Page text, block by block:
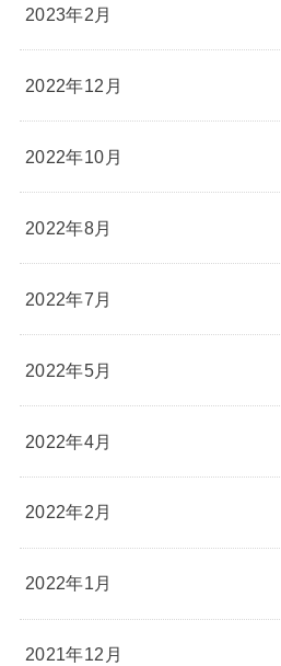
2023年2月
2022年12月
2022年10月
2022年8月
2022年7月
2022年5月
2022年4月
2022年2月
2022年1月
2021年12月